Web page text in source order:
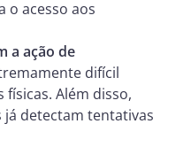
o acesso aos
a ação de
difícil
Além disso,
detectam tentativas